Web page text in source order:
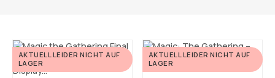
AKTUELL LEIDER NICHT AUF
LAGER
AKTUELL LEIDER NICHT AUF
LAGER